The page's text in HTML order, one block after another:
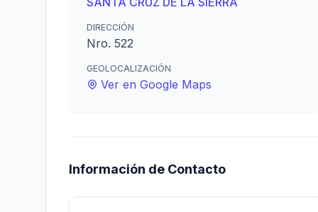
DIRECCIÓN
Nro. 522
GEOLOCALIZACIÓN
Ver en Google Maps
Información de Contacto